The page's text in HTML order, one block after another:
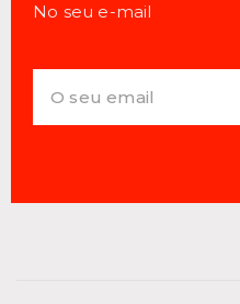
No seu e-mail